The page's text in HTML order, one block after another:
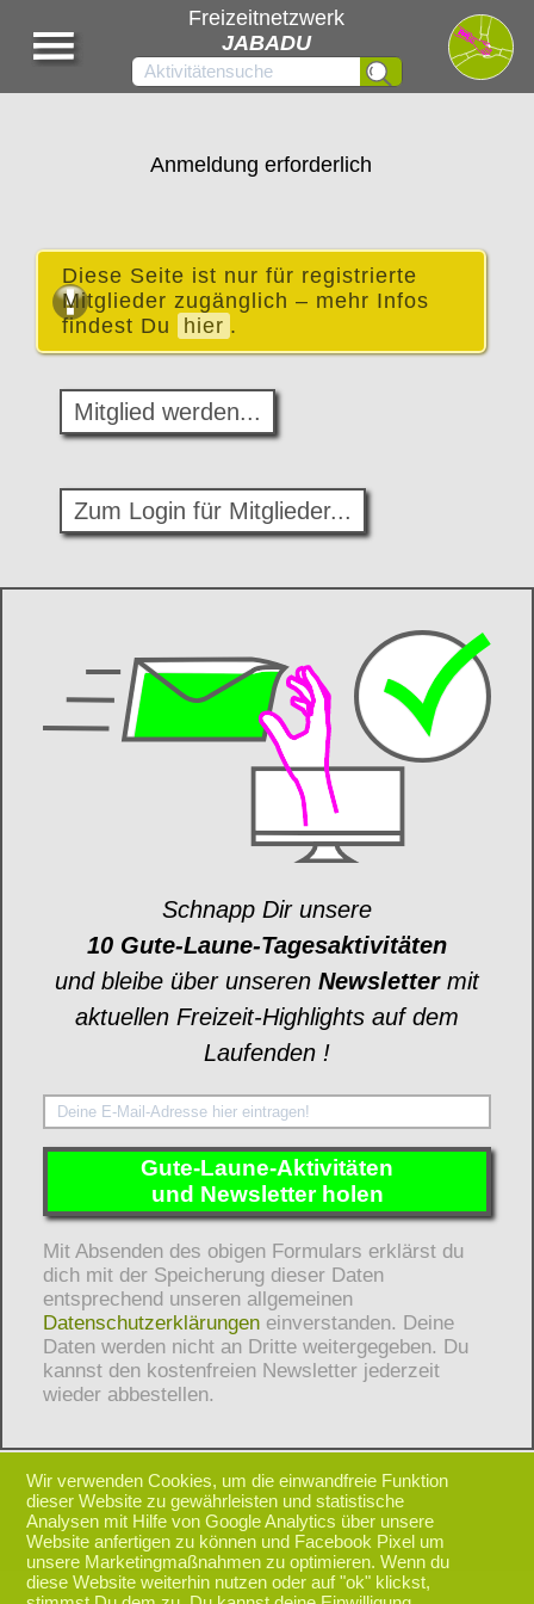
Freizeitnetzwerk
JABADU
Anmeldung erforderlich
Diese Seite ist nur für registrierte
Mitglieder zugänglich – mehr Infos
findest Du
hier .
Mitglied werden...
Zum Login für Mitglieder...
Schnapp Dir unsere
10 Gute-Laune-Tagesaktivitäten
und bleibe über unseren Newslettermit
aktuellen Freizeit-Highlights auf dem
Laufenden !
Gute-Laune-Aktivitäten
und Newsletter holen
Mit Absenden des obigen Formulars erklärst du
dich mit der Speicherung dieser Daten
entsprechend unseren allgemeinen
Datenschutzerklärungen einverstanden. Deine
Daten werden nicht an Dritte weitergegeben. Du
kannst den kostenfreien Newsletter jederzeit
wieder abbestellen.
zurück nach oben
Wir verwenden Cookies, um die einwandfreie Funktion
dieser Website zu gewährleisten und statistische
Analysen mit Hilfe von Google Analytics über unsere
Website anfertigen zu können und Facebook Pixel um
unsere Marketingmaßnahmen zu optimieren. Wenn du
diese Website weiterhin nutzen oder auf "ok" klickst,